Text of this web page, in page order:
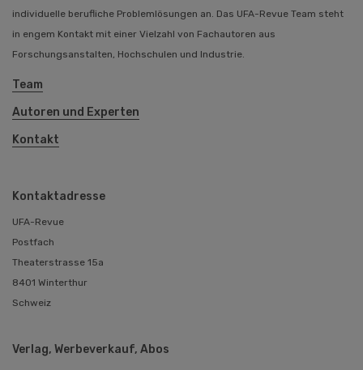
individuelle berufliche Problemlösungen an. Das UFA-Revue Team steht
in engem Kontakt mit einer Vielzahl von Fachautoren aus
Forschungsanstalten, Hochschulen und Industrie.
Team
Autoren und Experten
Kontakt
Kontaktadresse
UFA-Revue
Postfach
Theaterstrasse 15a
8401 Winterthur
Schweiz
Verlag, Werbeverkauf, Abos